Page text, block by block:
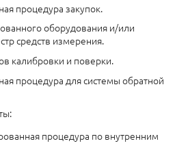
процедура закупок.
оборудования и/или
средств измерения.
калибровки и поверки.
процедура для системы обратной
процедура по внутренним